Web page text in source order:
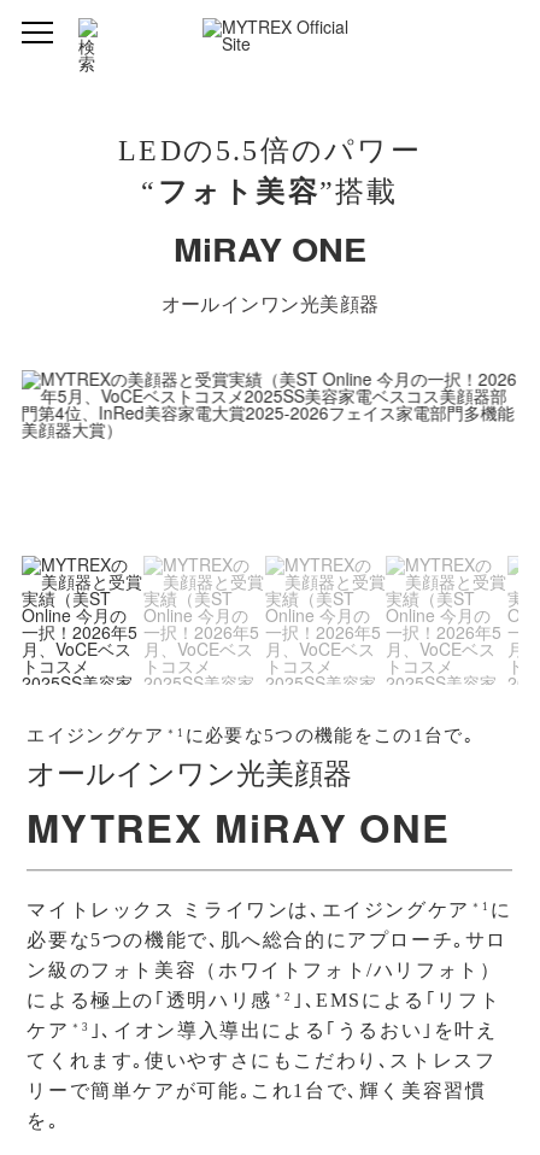
LEDの5.5倍のパワー
“ フォト美容”搭載
MiRAY ONE
オールインワン光美顔器
エイジングケア ＊1 に必要な5つの機能をこの1台で｡
オールインワン光美顔器
MYTREX MiRAY ONE
マイトレックス ミライワンは､エイジングケア ＊1 に
必要な5つの機能で､肌へ総合的にアプローチ｡サロ
ン級のフォト美容（ホワイトフォト/ハリフォト）
による極上の｢透明ハリ感 ＊2
｣､EMSによる｢リフト
ケア ＊3
｣､イオン導入導出による｢うるおい｣を叶え
てくれます｡使いやすさにもこだわり､ストレスフ
リーで簡単ケアが可能｡これ1台で､輝く美容習慣
を｡
MT-MRO-24W（ホワイト）
MYTREX (マイトレックス)
MiRAY ONE（ミライワン）
製造国 中国
定格電源 DC24V 2.5A
消費電力 60W
電源コードの
長さ/th>
約1.5m
アルミニウム合金、ガラス
セット内容 ・本体 ×1 ・電源コード ×1 ・保護メガネ ×1
・コットン 100枚 ・コットンストッパー ×1
・取扱説明書 1部
販売価格